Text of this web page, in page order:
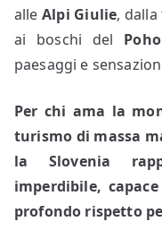
alleAlpi Giulie,
ai boschi del
paesaggi e
Per chi ama la
turismo di massa
la Slovenia
imperdibile,
profondo rispetto